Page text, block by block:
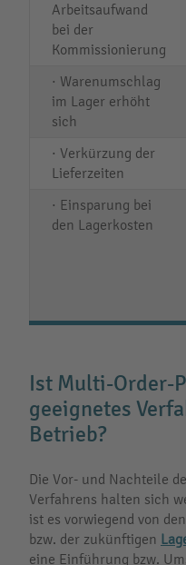
Arbeitsaufwand
bei der
Kommissionierung
· Warenumschlag
im Lager erhöht
sich
· Verkürzung der
Lieferzeiten
· Einsparung bei
den Lagerkosten
Ist Multi-Order-
geeignetes
Betrieb?
Die Vor- und Nachteile
Verfahrens halten sich
ist es vorwiegend von
bzw. der zukünftigen
eine Einführung bzw.